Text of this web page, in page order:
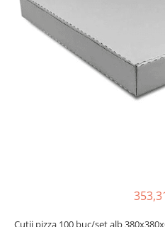
Cutii Clasice CO3 (BAX)
Cutii Clasice CO5 (BAX)
Cutii Cofetarie/ Patiserie
Cutii Prajituri Blank
Cutii Prajituri cu Display
Sacose Plastic
Cutii pizza 100 buc/set alb